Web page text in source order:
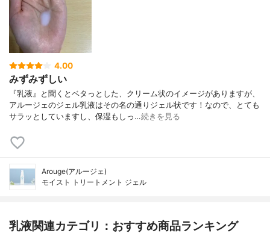
4.00
みずみずしい
『乳液』と聞くとベタっとした、クリーム状のイメージがありますが、
アルージェのジェル乳液はその名の通りジェル状です！なので、とても
サラッとしていますし、保湿もしっ…続きを見る
Arouge(アルージェ)
モイスト トリートメント ジェル
乳液関連カテゴリ：おすすめ商品ランキング